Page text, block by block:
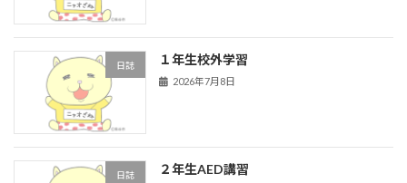
日誌 １年生校外学習
2026年7月8日
日誌 ２年生AED講習